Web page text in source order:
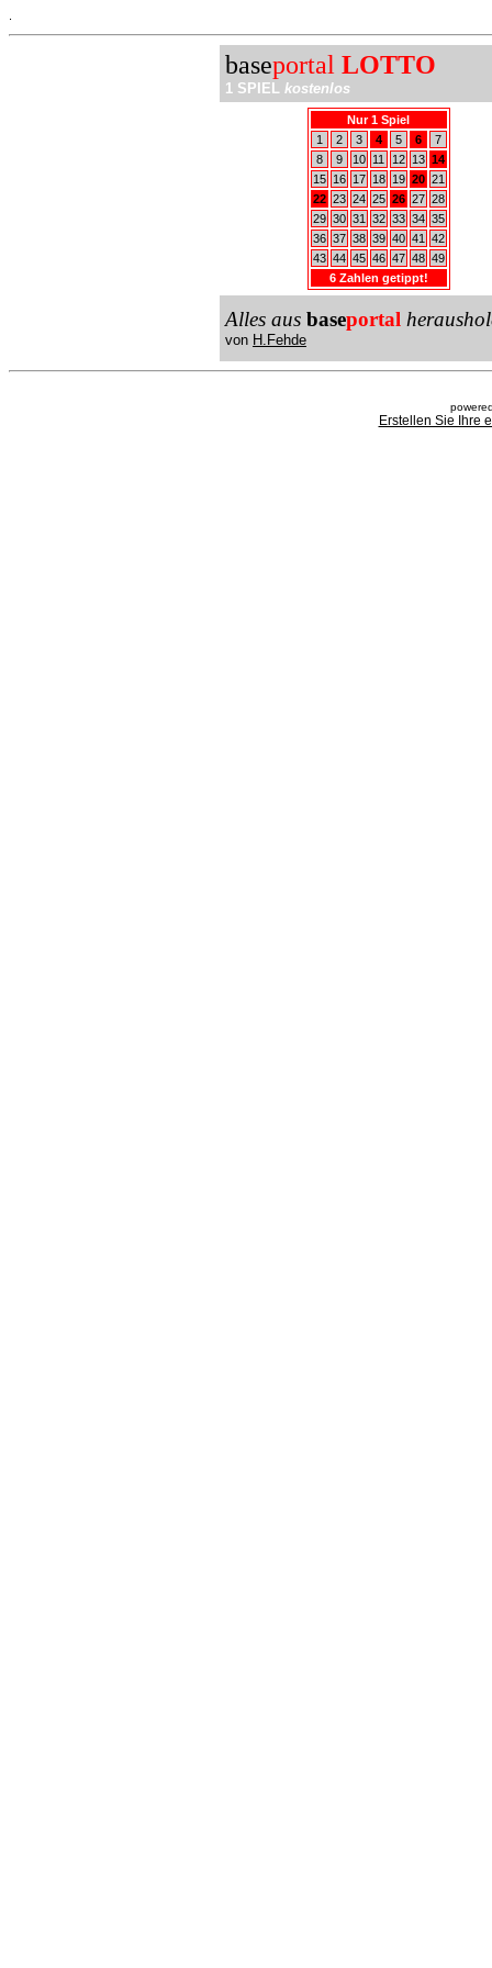
baseportal LOTTO
1 SPIEL kostenlos
Nur 1 Spiel
1
2 3 4 5 6
7
8
9 10 11 12 13 14
15
16 17 18 19 20 21
22 23 24 25 26 27 28
29 30 31 32 33 34 35
36 37 38 39 40 41
42
43 44 45 46 47 48 49
6 Zahlen getippt!
Alles aus baseportal
von H.Fehde
Erstellen Sie Ihre